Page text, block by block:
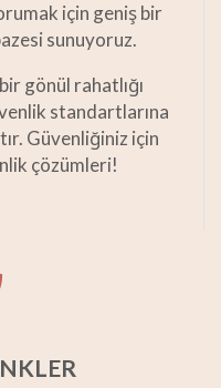
için geniş bir
sunuyoruz.
gönül rahatlığı
standartlarına
Güvenliğiniz için
çözümleri!